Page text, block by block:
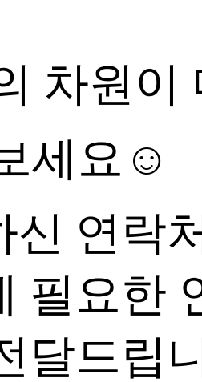
차원이
세요☺
신 연락
필요한
달드립